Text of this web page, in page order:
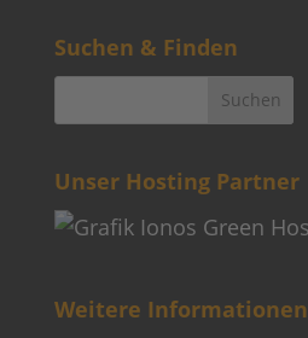
Suchen & Finden
Unser Hosting Partner
Weitere Informationen